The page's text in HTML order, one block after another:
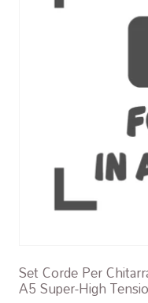
Set Corde Per
A5 Super-High